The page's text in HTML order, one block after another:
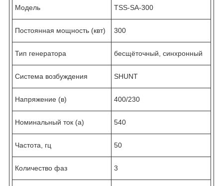
Модель TSS-SA-300
Постоянная мощность (квт) 300
Тип генератора бесщёточный, синхронный
Система возбуждения SHUNT
Напряжение (в) 400/230
Номинальный ток (а) 540
Частота, гц 50
Количество фаз 3